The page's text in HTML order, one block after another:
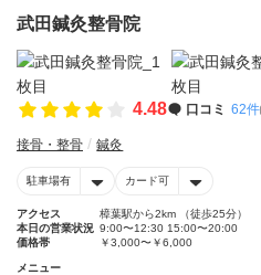
武田鍼灸整骨院
4.48 口コミ 62件
接骨・整骨 鍼灸
駐車場有 カード可
アクセス
樟葉駅から2km （徒歩25分）
本日の営業状況 9:00〜12:30 15:00〜20:00
価格帯
￥3,000〜￥6,000
メニュー